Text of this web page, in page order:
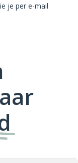
je per e-mail